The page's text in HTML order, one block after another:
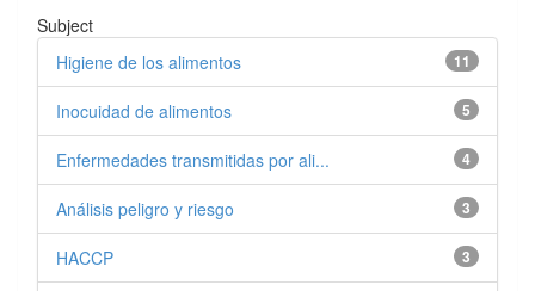
Subject
11
Higiene de los alimentos
5
Inocuidad de alimentos
4
Enfermedades transmitidas por ali...
3
Análisis peligro y riesgo
3
HACCP